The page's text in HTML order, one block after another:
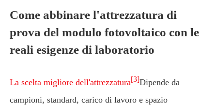
Come abbinare l'attrezzatura di
prova del modulo fotovoltaico con le
reali esigenze di laboratorio
La scelta migliore dell'attrezzatura[3]Dipende da
campioni, standard, carico di lavoro e spazio